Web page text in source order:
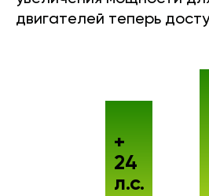
двигателей теперь
+
24
л.с.